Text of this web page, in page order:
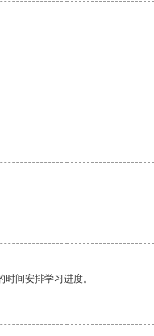
间安排学习进度。